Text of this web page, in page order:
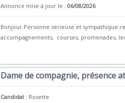
Annonce mise à jour le :06/08/2026
Bonjour.Personne sérieuse et sympathique
accompagnements, courses, promenades,
Dame de compagnie, présence
Candidat : Rosette